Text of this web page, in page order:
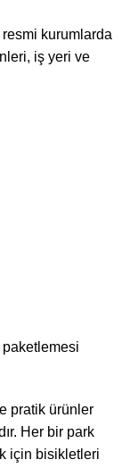
kurumlarda
iş yeri ve
pratik ürünler
Her bir park
için bisikletleri